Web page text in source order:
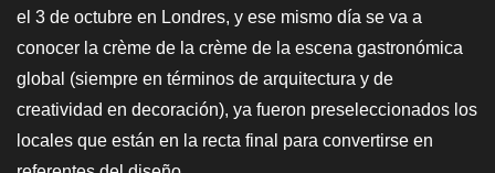
el 3 de octubre en Londres, y ese mismo día se va a
conocer la crème de la crème de la escena gastronómica
global (siempre en términos de arquitectura y de
creatividad en decoración), ya fueron preseleccionados los
locales que están en la recta final para convertirse en